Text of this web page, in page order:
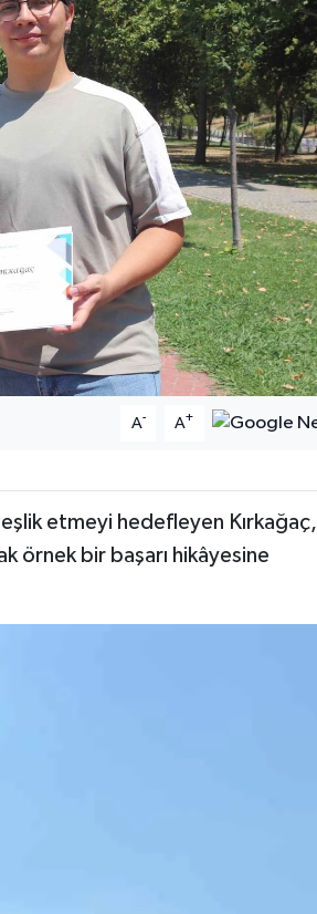
A- A+
etmeyi hedefleyen Kırkağaç,
örnek bir başarı hikâyesine